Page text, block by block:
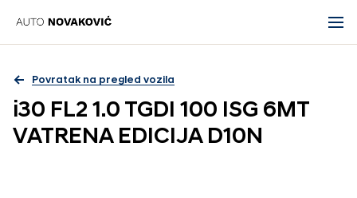
Povratak na pregled vozila
i30 FL2 1.0 TGDI 100 ISG 6MT
VATRENA EDICIJA D10N